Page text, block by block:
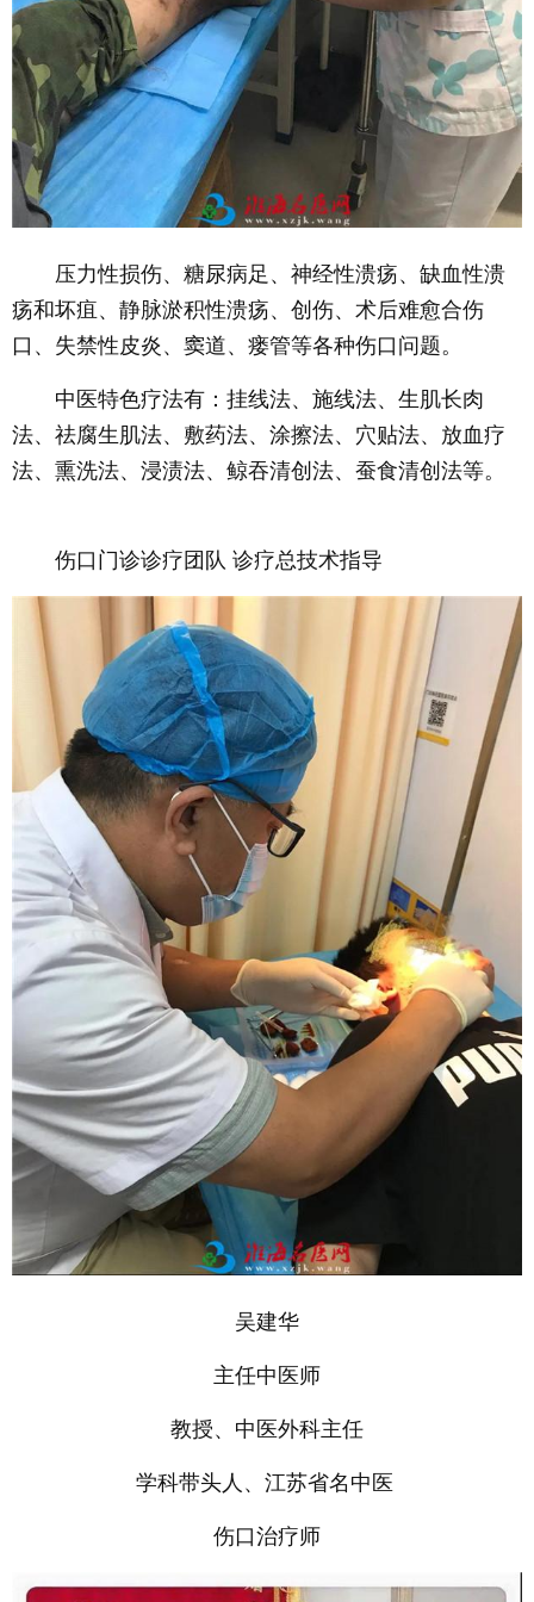
压力性损伤、糖尿病足、神经性溃疡、缺血性溃
疡和坏疽、静脉淤积性溃疡、创伤、术后难愈合伤
口、失禁性皮炎、窦道、瘘管等各种伤口问题。
中医特色疗法有：挂线法、施线法、生肌长肉
法、祛腐生肌法、敷药法、涂擦法、穴贴法、放血疗
法、熏洗法、浸渍法、鲸吞清创法、蚕食清创法等。
伤口门诊诊疗团队 诊疗总技术指导
吴建华
主任中医师
教授、中医外科主任
学科带头人、江苏省名中医
伤口治疗师